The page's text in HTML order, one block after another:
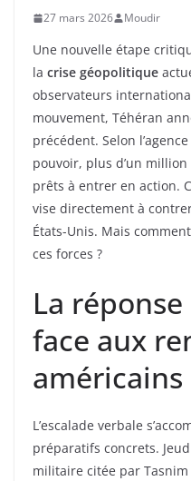
27 mars 2026 Moudir
Une nouvelle étape
la crise géopolitique
observateurs
mouvement, Téhéran
précédent. Selon
pouvoir, plus d’un
prêts à entrer en action.
vise directement à
États-Unis. Mais
ces forces ?
La
face aux
américains
L’escalade verbale
préparatifs concrets.
militaire citée par